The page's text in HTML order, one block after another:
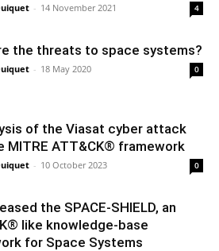
- 14 November 2021 4
the threats to space systems?
- 18 May 2020 0
of the Viasat cyber attack
MITRE ATT&CK® framework
- 10 October 2023 0
the SPACE-SHIELD, an
like knowledge-base
for Space Systems